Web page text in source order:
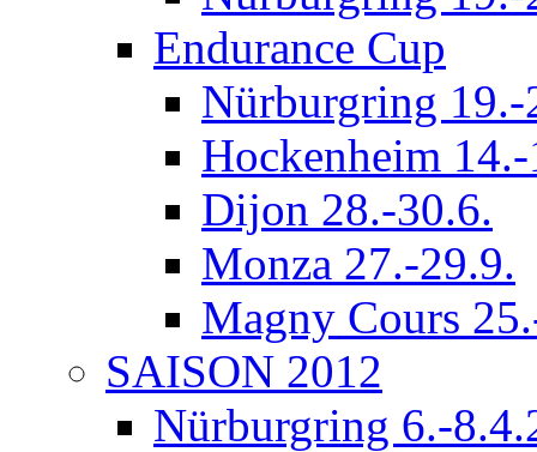
Endurance Cup
Nürburgring 19.-
Hockenheim
Dijon 28.-30.6.
Monza 27.-29.9.
Magny Cours
SAISON 2012
Nürburgring 6.-